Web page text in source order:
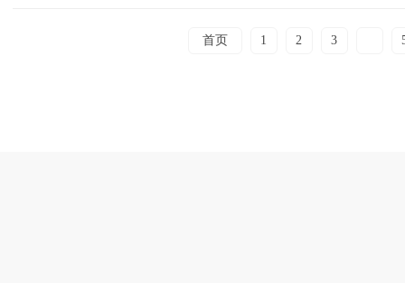
首页 1 2 3